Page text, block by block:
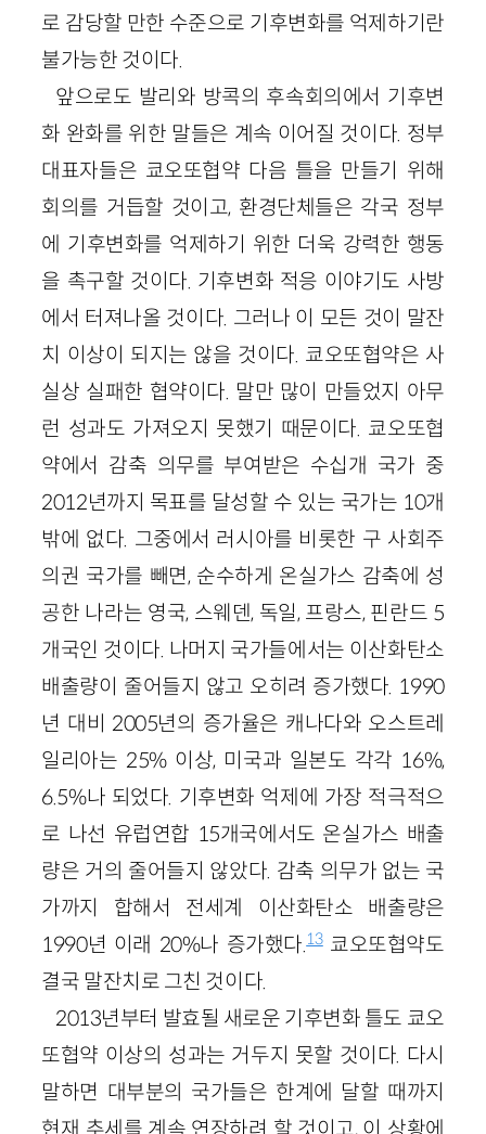
로 감당할 만한 수준으로 기후변화를 억제하기란
불가능한 것이다.
앞으로도 발리와 방콕의 후속회의에서 기후변
화 완화를 위한 말들은 계속 이어질 것이다. 정부
대표자들은 쿄오또협약 다음 틀을 만들기 위해
회의를 거듭할 것이고, 환경단체들은 각국 정부
에 기후변화를 억제하기 위한 더욱 강력한 행동
을 촉구할 것이다. 기후변화 적응 이야기도 사방
에서 터져나올 것이다. 그러나 이 모든 것이 말잔
치 이상이 되지는 않을 것이다. 쿄오또협약은 사
실상 실패한 협약이다. 말만 많이 만들었지 아무
런 성과도 가져오지 못했기 때문이다. 쿄오또협
약에서 감축 의무를 부여받은 수십개 국가 중
2012년까지 목표를 달성할 수 있는 국가는 10개
밖에 없다. 그중에서 러시아를 비롯한 구 사회주
의권 국가를 빼면, 순수하게 온실가스 감축에 성
공한 나라는 영국, 스웨덴, 독일, 프랑스, 핀란드 5
개국인 것이다. 나머지 국가들에서는 이산화탄소
배출량이 줄어들지 않고 오히려 증가했다. 1990
년 대비 2005년의 증가율은 캐나다와 오스트레
일리아는 25% 이상, 미국과 일본도 각각 16%,
6.5%나 되었다. 기후변화 억제에 가장 적극적으
로 나선 유럽연합 15개국에서도 온실가스 배출
량은 거의 줄어들지 않았다. 감축 의무가 없는 국
가까지 합해서 전세계 이산화탄소 배출량은
1990년 이래 20%나 증가했다.13쿄오또협약도
결국 말잔치로 그친 것이다.
2013년부터 발효될 새로운 기후변화 틀도 쿄오
또협약 이상의 성과는 거두지 못할 것이다. 다시
말하면 대부분의 국가들은 한계에 달할 때까지
현재 추세를 계속 연장하려 할 것이고, 이 상황에